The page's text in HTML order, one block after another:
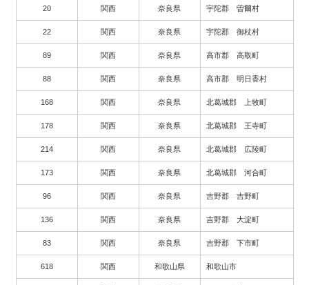
20 関西 奈良県 宇陀郡 曽爾村
22 関西 奈良県 宇陀郡 御杖村
89 関西 奈良県 高市郡 高取町
88 関西 奈良県 高市郡 明日香村
168 関西 奈良県 北葛城郡 上牧町
178 関西 奈良県 北葛城郡 王寺町
214 関西 奈良県 北葛城郡 広陵町
173 関西 奈良県 北葛城郡 河合町
96 関西 奈良県 吉野郡 吉野町
136 関西 奈良県 吉野郡 大淀町
83 関西 奈良県 吉野郡 下市町
618 関西 和歌山県 和歌山市